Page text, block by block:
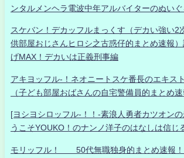
ンタルメンヘラ電波中年アルバイターのぬい
スケバン！デカッフルまっくす（デカい強い2
供部屋おじさんヒロシ之古惑仔的まとめ速報
げMAX！デカいは正義刑事編
アキヨッフル-！ネオニートスケ番長のエキス
（子ども部屋おばさんの自宅警備員的まとめ速
[ヨシヨシロッフル-！！-素浪人勇者カツオン
うこそYOUKO！のナンノ洋子のはなしは信じ
モリッフル！ 50代無職独身的まとめ速報！